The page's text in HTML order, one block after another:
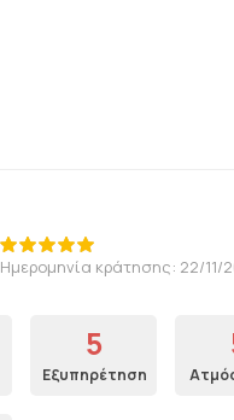
Ημερομηνία κράτησης: 22/11/
5
Εξυπηρέτηση